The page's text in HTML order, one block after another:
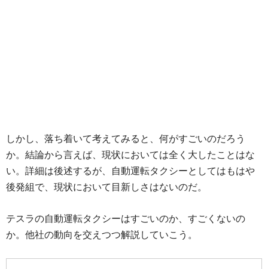
しかし、落ち着いて考えてみると、何がすごいのだろう
か。結論から言えば、現状においては全く大したことはな
い。詳細は後述するが、自動運転タクシーとしてはもはや
後発組で、現状において目新しさはないのだ。
テスラの自動運転タクシーはすごいのか、すごくないの
か。他社の動向を交えつつ解説していこう。